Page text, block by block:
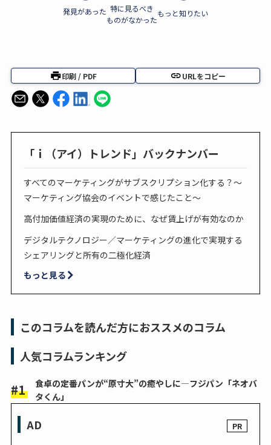
発見があった 特に見るべき
ものがなかった
もっと知りたい
印刷 / PDF URLをコピー
「ｉ（アイ）トレンド」バックナンバー
すべてのマーケティングがサブスクリプション化する？～
マーケティング協会のイベントで感じたこと～
高付加価値経済の実現のために、なぜ賃上げが有効なのか
デジタルテクノロジー／マーケティングの進化で実現する
シェアリングと所有の二極化経済
もっと見る
このコラムを読んだ方におススメのコラム
人気コラムランキング
食卓の定番パンが“原寸大”の癒やしに―フジパン「ネオバ
タくん」
AD